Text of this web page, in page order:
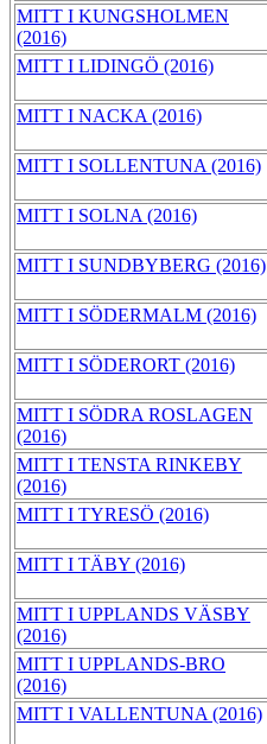
MITT I KUNGSHOLMEN
(2016)
MITT I LIDINGÖ (2016)
MITT I NACKA (2016)
MITT I SOLLENTUNA (2016)
MITT I SOLNA (2016)
MITT I SUNDBYBERG (2016)
MITT I SÖDERMALM (2016)
MITT I SÖDERORT (2016)
MITT I SÖDRA ROSLAGEN
(2016)
MITT I TENSTA RINKEBY
(2016)
MITT I TYRESÖ (2016)
MITT I TÄBY (2016)
MITT I UPPLANDS VÄSBY
(2016)
MITT I UPPLANDS-BRO
(2016)
MITT I VALLENTUNA (2016)